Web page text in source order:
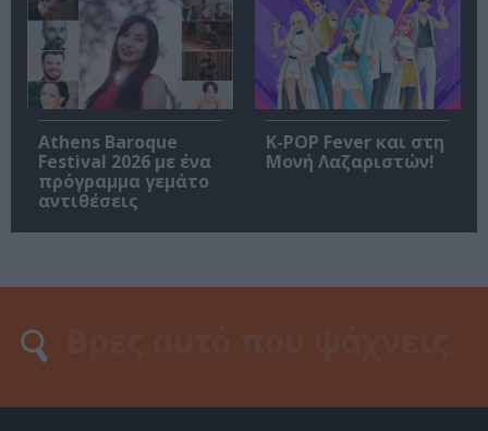
Athens Baroque
Festival 2026 με ένα
πρόγραμμα γεμάτο
αντιθέσεις
K-POP Fever και στη
Μονή Λαζαριστών!